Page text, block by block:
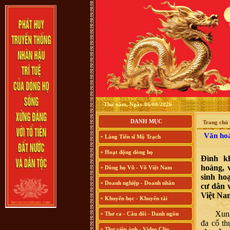
Thứ năm, Ngày 06/08/2026
DANH MỤC
+ Làng Tiến sĩ Mộ Trạch
+ Hoạt động dòng họ
+ Dòng họ Vũ - Võ Việt Nam
+ Doanh nghiệp - Doanh nhân
+ Khuyến học - Khuyến tài
+ Thơ ca - Câu đối - Danh ngôn
Trang chủ
Văn
Đình
hoàng,
sinh
cư dân
Việt
Xung
đa cổ